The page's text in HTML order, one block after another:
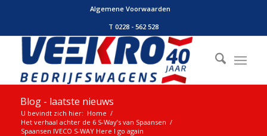
Algemene Voorwaarden
T 0228 - 562 528
Blog - laatste nieuws
U bevindt zich hier: Home /
Het verhaal achter de 6 S-Way’s van Spaansen /
Spaansen IVECO S-WAY Here I go again